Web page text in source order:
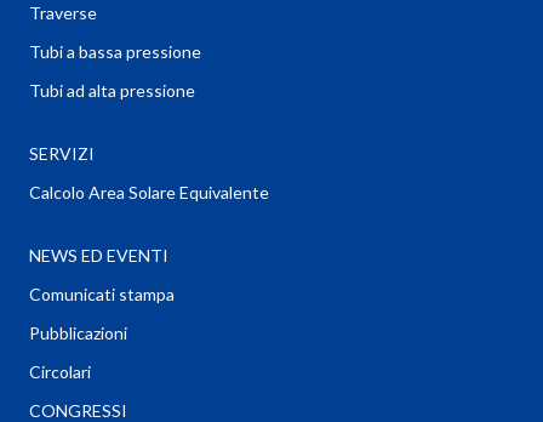
Traverse
Tubi a bassa pressione
Tubi ad alta pressione
SERVIZI
Calcolo Area Solare Equivalente
NEWS ED EVENTI
Comunicati stampa
Pubblicazioni
Circolari
CONGRESSI